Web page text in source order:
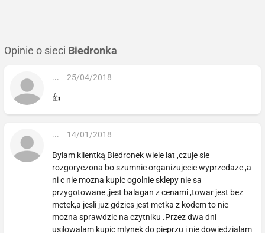
Opinie o sieci Biedronka
... 25/04/2018
👍
... 14/01/2018
Bylam klientką Biedronek wiele lat ,czuje sie
rozgoryczona bo szumnie organizujecie wyprzedaze ,a
ni c nie mozna kupic ogolnie sklepy nie sa
przygotowane ,jest balagan z cenami ,towar jest bez
metek,a jesli juz gdzies jest metka z kodem to nie
mozna sprawdzic na czytniku .Przez dwa dni
usilowalam kupic mlynek do pieprzu i nie dowiedzialam